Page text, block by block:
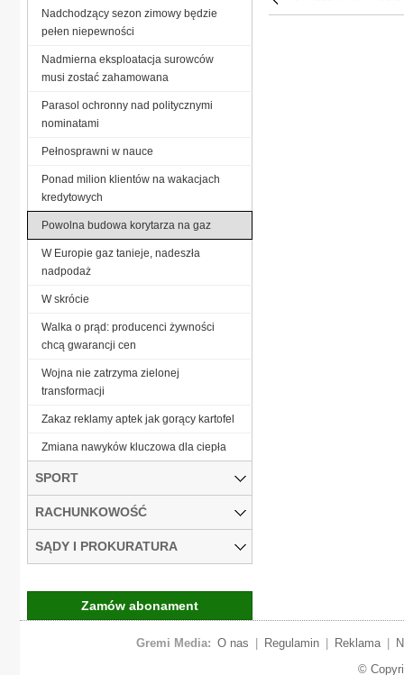
Nadchodzący sezon zimowy będzie
pełen niepewności
Nadmierna eksploatacja surowców
musi zostać zahamowana
Parasol ochronny nad politycznymi
nominatami
Pełnosprawni w nauce
Ponad milion klientów na wakacjach
kredytowych
Powolna budowa korytarza na gaz
W Europie gaz tanieje, nadeszła
nadpodaż
W skrócie
Walka o prąd: producenci żywności
chcą gwarancji cen
Wojna nie zatrzyma zielonej
transformacji
Zakaz reklamy aptek jak gorący kartofel
Zmiana nawyków kluczowa dla ciepła
SPORT
RACHUNKOWOŚĆ
SĄDY I PROKURATURA
Zamów abonament
Gremi Media: O nas Regulamin Reklama
©